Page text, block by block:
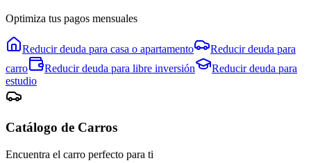
Optimiza tus pagos mensuales
Reducir deuda para casa o apartamento
Reducir deuda para
carro
Reducir deuda para libre inversión
Reducir deuda para
estudio
Catálogo de Carros
Encuentra el carro perfecto para ti